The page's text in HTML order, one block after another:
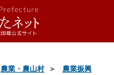
農業・農山村
農業振興